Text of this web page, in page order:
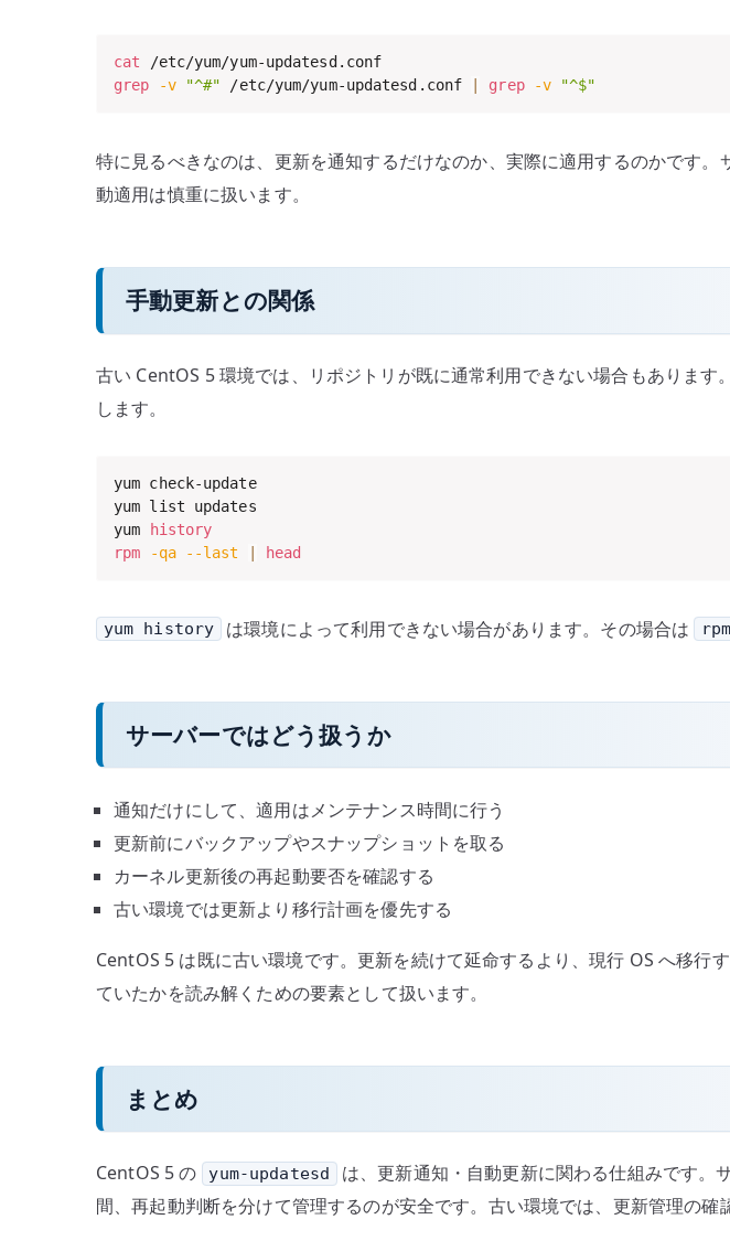
cat
grep
-v "^#" /etc/yum/yum-updatesd.conf grep -v "^$"
特に見るべきなのは、更新を通知するだけなのか、実際に適用するのかです
動適用は慎重に扱います。
手動更新との関係
古い CentOS 5 環境では、リポジトリが既に通常利用できない場合もありま
します。
yum check-update
yum list updates
yum
history
rpm
-qa --last head
yum history は環境によって利用できない場合があります。その場合は
サーバーではどう扱うか
通知だけにして、適用はメンテナンス時間に行う
更新前にバックアップやスナップショットを取る
カーネル更新後の再起動要否を確認する
古い環境では更新より移行計画を優先する
CentOS 5 は既に古い環境です。更新を続けて延命するより、現行 OS へ移行
ていたかを読み解くための要素として扱います。
まとめ
CentOS 5 の yum-updatesd
は、更新通知・自動更新に関わる仕組みです。
間、再起動判断を分けて管理するのが安全です。古い環境では、更新管理の確